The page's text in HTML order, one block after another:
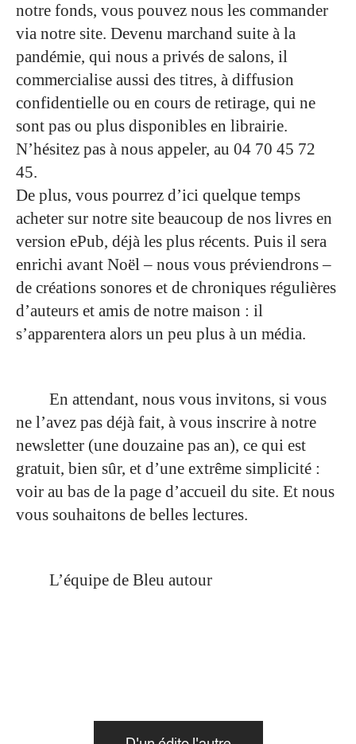
notre fonds, vous pouvez nous les commander
via notre site. Devenu marchand suite à la
pandémie, qui nous a privés de salons, il
commercialise aussi des titres, à diffusion
confidentielle ou en cours de retirage, qui ne
sont pas ou plus disponibles en librairie.
N’hésitez pas à nous appeler, au 04 70 45 72
45.
De plus, vous pourrez d’ici quelque temps
acheter sur notre site beaucoup de nos livres en
version ePub, déjà les plus récents. Puis il sera
enrichi avant Noël – nous vous préviendrons –
de créations sonores et de chroniques régulières
d’auteurs et amis de notre maison : il
s’apparentera alors un peu plus à un média.
En attendant, nous vous invitons, si vous
ne l’avez pas déjà fait, à vous inscrire à notre
newsletter (une douzaine pas an), ce qui est
gratuit, bien sûr, et d’une extrême simplicité :
voir au bas de la page d’accueil du site. Et nous
vous souhaitons de belles lectures.
L’équipe de Bleu autour